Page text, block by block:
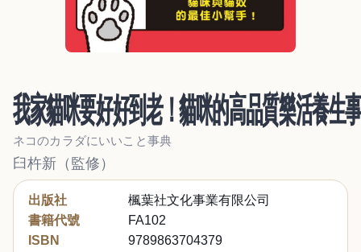
我家貓咪要好好到老！貓咪的高品質樂活養生
ネコのカラダにいいこと事典
臼杵新（監修）
出版社
楓葉社文化事業有限公司
書籍代號
FA102
ISBN
9789863704379